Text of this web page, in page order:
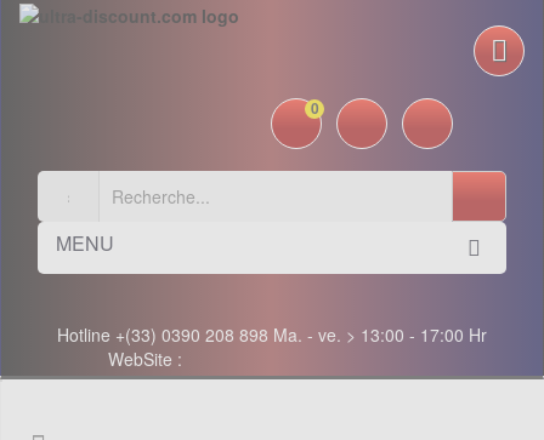
0
MENU
Hotline +(33) 0390 208 898 Ma. - ve. > 13:00 - 17:00 Hr
WebSite :